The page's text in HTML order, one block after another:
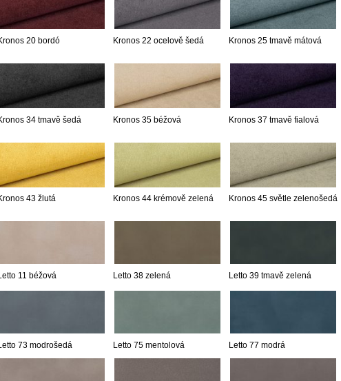
20 bordó Kronos 22 ocelově šedá Kronos 25 tmavě mátová
34 tmavě šedá Kronos 35 béžová Kronos 37 tmavě fialová
43 žlutá Kronos 44 krémově zelená Kronos 45 světle zelenošedá
Letto 11 béžová Letto 38 zelená Letto 39 tmavě zelená
Letto 73 modrošedá Letto 75 mentolová Letto 77 modrá